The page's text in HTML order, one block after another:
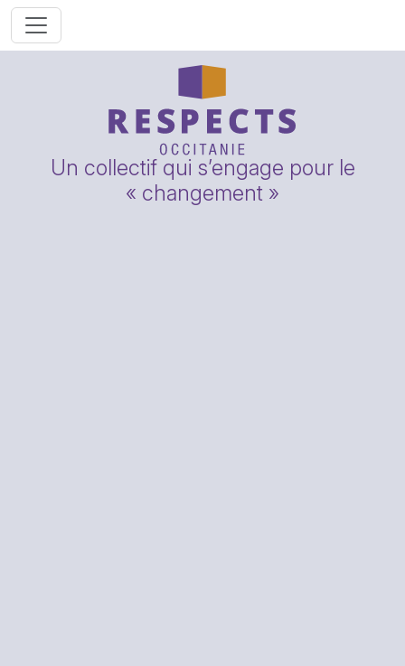
Un collectif qui s’engage pour le
« changement »